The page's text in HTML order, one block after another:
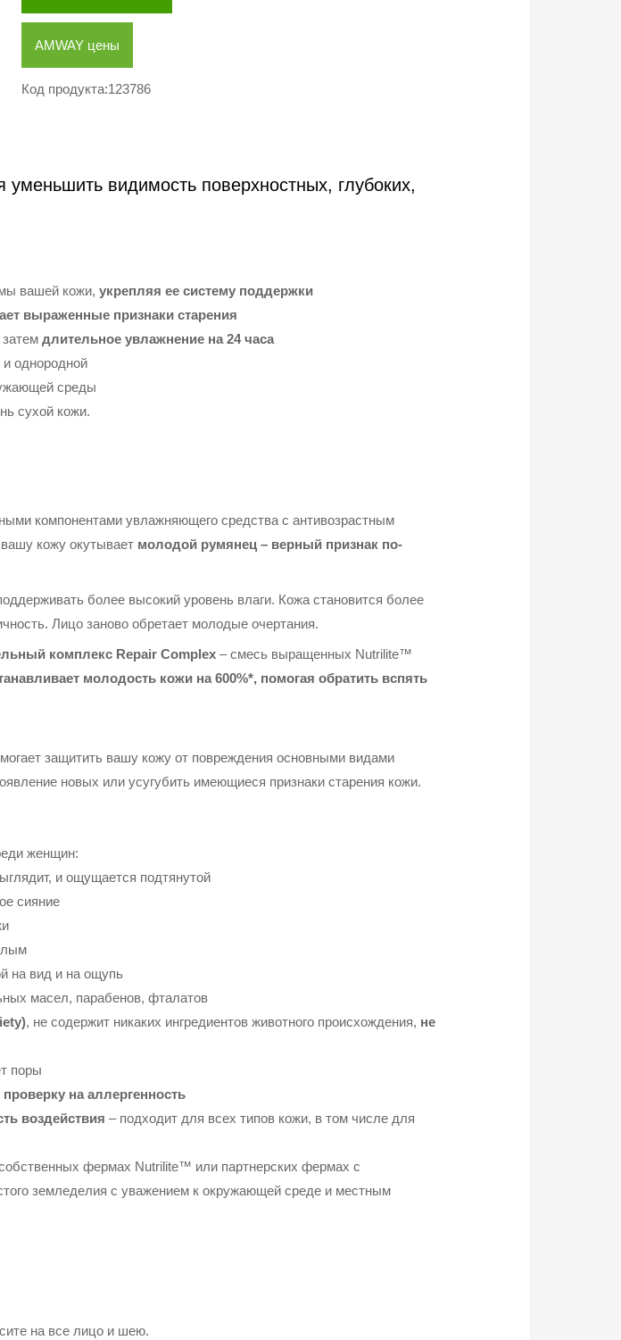
AMWAY цены
Код продукта:123786
видимость поверхностных, глубоких,
вашей кожи,укрепляя ее систему поддержки
выраженные признаки старения
затемдлительное увлажнение на 24 часа
однородной
среды
сухой кожи.
компонентами увлажняющего средства с антивозрастным
кожу окутывает молодой румянец – верный признак по-
более высокий уровень влаги. Кожа становится более
Лицо заново обретает молодые очертания.
комплекс Repair Complex – смесь выращенных Nutrilite™
молодость кожи на 600%*, помогая обратить вспять
защитить вашу кожу от повреждения основными видами
новых или усугубить имеющиеся признаки старения кожи.
женщин:
и ощущается подтянутой
сияние
на вид и на ощупь
масел, парабенов, фталатов
, не содержит никаких ингредиентов животного происхождения, не
поры
на аллергенность
воздействия – подходит для всех типов кожи, в том числе для
фермах Nutrilite™ или партнерских фермах с
земледелия с уважением к окружающей среде и местным
на все лицо и шею.